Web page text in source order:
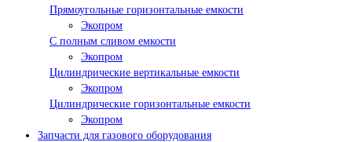
Прямоугольные горизонтальные емкости
Экопром
С полным сливом емкости
Экопром
Цилиндрические вертикальные емкости
Экопром
Цилиндрические горизонтальные емкости
Экопром
Запчасти для газового оборудования